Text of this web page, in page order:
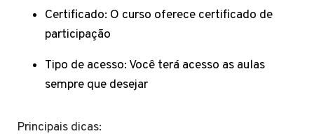
Certificado: O curso oferece certificado de
participação
Tipo de acesso: Você terá acesso as aulas
sempre que desejar
Principais dicas: